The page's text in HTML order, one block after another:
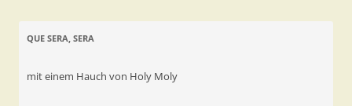
QUE SERA, SERA
mit einem Hauch von Holy Moly